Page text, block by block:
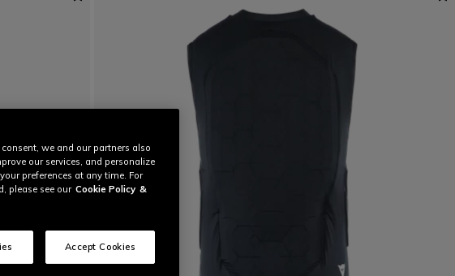
we and our partners also
our services, and personalize
preferences at any time. For
please see our Cookie Policy &
Accept Cookies